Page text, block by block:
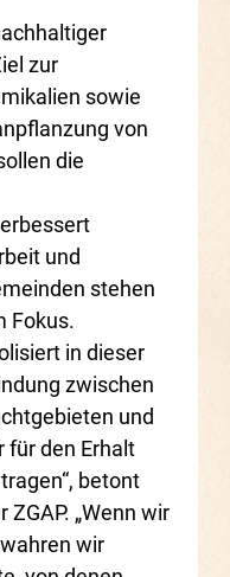
zur
sowie
von
die
und
stehen
Fokus.
in dieser
zwischen
und
für den Erhalt
betont
ZGAP. „Wenn wir
wir